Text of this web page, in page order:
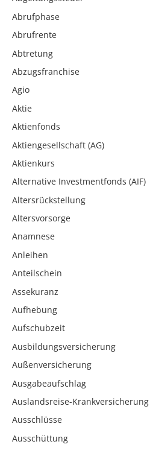
Abrufphase
Abrufrente
Abtretung
Abzugsfranchise
Agio
Aktie
Aktienfonds
Aktiengesellschaft (AG)
Aktienkurs
Alternative Investmentfonds (AIF)
Altersrückstellung
Altersvorsorge
Anamnese
Anleihen
Anteilschein
Assekuranz
Aufhebung
Aufschubzeit
Ausbildungsversicherung
Außenversicherung
Ausgabeaufschlag
Auslandsreise-Krankversicherung
Ausschlüsse
Ausschüttung